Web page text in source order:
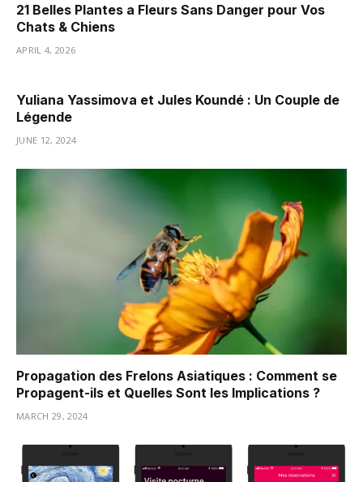
21 Belles Plantes a Fleurs Sans Danger pour Vos
Chats & Chiens
APRIL 4, 2026
Yuliana Yassimova et Jules Koundé : Un Couple de
Légende
JUNE 12, 2024
Propagation des Frelons Asiatiques : Comment se
Propagent-ils et Quelles Sont les Implications ?
MARCH 29, 2024